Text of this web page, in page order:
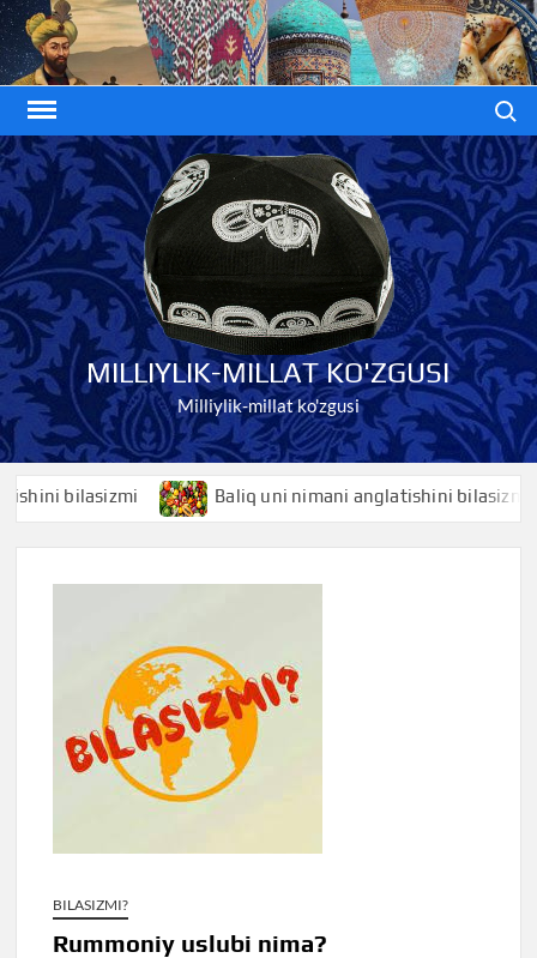
Skip
to
content
MILLIYLIK-MILLAT KO'ZGUSI
Milliylik-millat ko'zgusi
bilasizmi Baliq uni nimani anglatishini bilasizmi
BILASIZMI?
Rummoniy uslubi nima?